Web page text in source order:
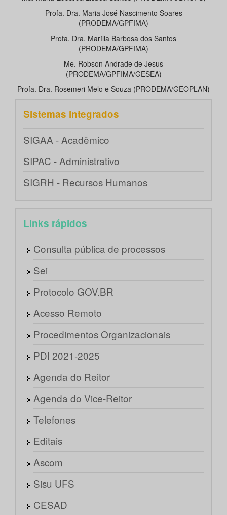
Profa. Dra. Maria José Nascimento Soares
(PRODEMA/GPFIMA)
Profa. Dra. Marília Barbosa dos Santos
(PRODEMA/GPFIMA)
Me. Robson Andrade de Jesus
(PRODEMA/GPFIMA/GESEA)
Profa. Dra. Rosemeri Melo e Souza (PRODEMA/GEOPLAN)
Sistemas integrados
SIGAA - Acadêmico
SIPAC - Administrativo
SIGRH - Recursos Humanos
Links rápidos
Consulta pública de processos
Sei
Protocolo GOV.BR
Acesso Remoto
Procedimentos Organizacionais
PDI 2021-2025
Agenda do Reitor
Agenda do Vice-Reitor
Telefones
Editais
Ascom
Sisu UFS
CESAD